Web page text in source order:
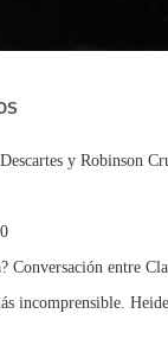
y Robinson
Conversación entre
incomprensible.